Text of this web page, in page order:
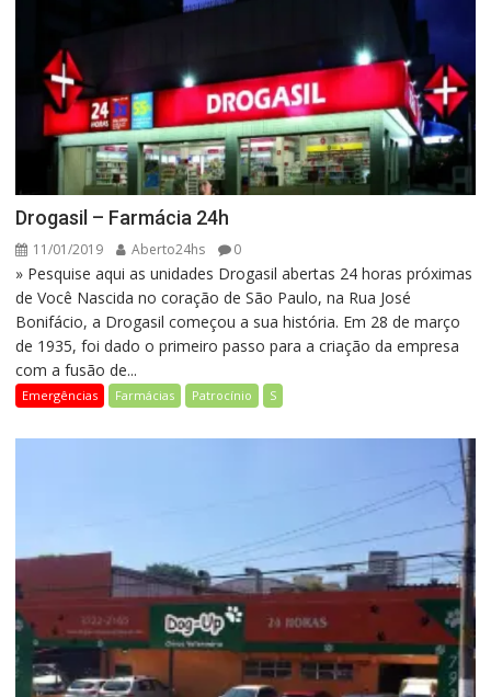
Drogasil – Farmácia 24h
11/01/2019 Aberto24hs 0
» Pesquise aqui as unidades Drogasil abertas 24 horas próximas
de Você Nascida no coração de São Paulo, na Rua José
Bonifácio, a Drogasil começou a sua história. Em 28 de março
de 1935, foi dado o primeiro passo para a criação da empresa
com a fusão de...
Emergências Farmácias Patrocínio S